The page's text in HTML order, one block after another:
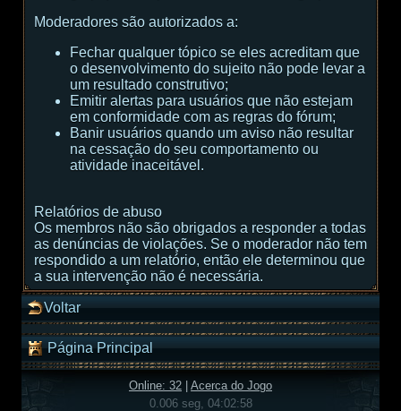
Moderadores são autorizados a:
Fechar qualquer tópico se eles acreditam que
o desenvolvimento do sujeito não pode levar a
um resultado construtivo;
Emitir alertas para usuários que não estejam
em conformidade com as regras do fórum;
Banir usuários quando um aviso não resultar
na cessação do seu comportamento ou
atividade inaceitável.
Relatórios de abuso
Os membros não são obrigados a responder a todas
as denúncias de violações. Se o moderador não tem
respondido a um relatório, então ele determinou que
a sua intervenção não é necessária.
Voltar
Página Principal
Online: 32
Acerca do Jogo
0.006 seg, 04:02:58